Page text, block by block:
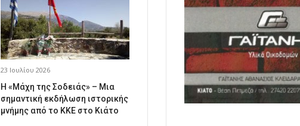
23 Ιουλίου 2026
Η «Μάχη της Σοδειάς» – Μια
σημαντική εκδήλωση ιστορικής
μνήμης από το ΚΚΕ στο Κιάτο